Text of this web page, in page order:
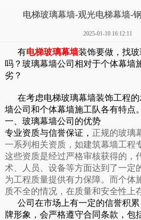
电梯玻璃幕墙-观光电梯幕墙-
2025-01-10 16:12:11
有电梯玻璃幕墙装饰要做，找
吗？玻璃幕墙公司相对于个体幕墙
劣？
在考虑电梯玻璃幕墙装饰工程
墙公司和个体幕墙施工队各有特点。
一、玻璃幕墙公司的优势
专业资质与信誉保证， 正规的玻璃
一系列相关资质，如建筑幕墙工程
这些资质是经过严格审核获得的，
术、人员、设备等方面达到了一定
为工程质量提供有力保障。而个体
质不全的情况，在质量和安全性上
公司在市场上有一定的信誉积
牌形象，会严格遵守合同条款，包